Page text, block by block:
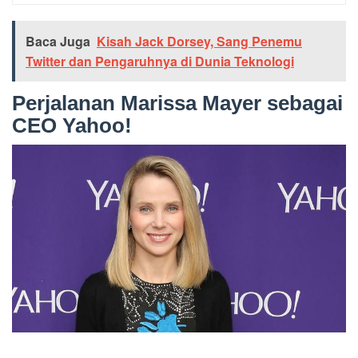
Baca Juga Kisah Jack Dorsey, Sang Penemu
Twitter dan Pengaruhnya di Dunia Teknologi
Perjalanan Marissa Mayer sebagai
CEO Yahoo!